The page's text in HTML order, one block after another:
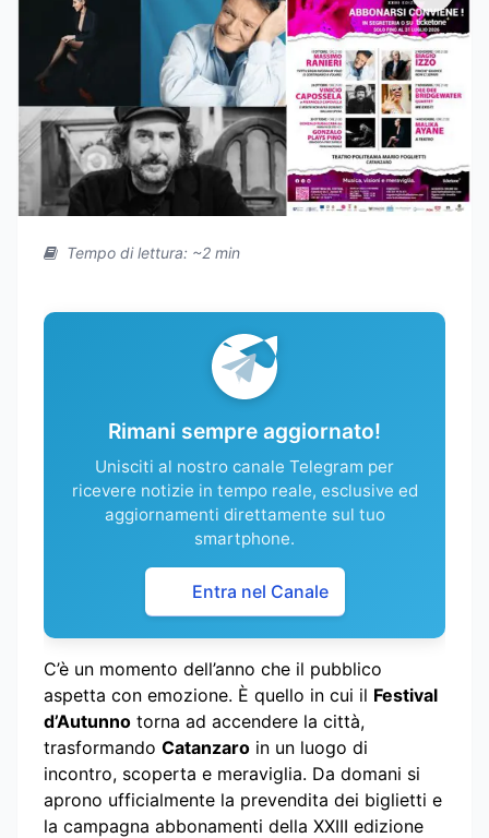
Tempo di lettura: ~2 min
Rimani sempre aggiornato!
Unisciti al nostro canale Telegram per
ricevere notizie in tempo reale, esclusive ed
aggiornamenti direttamente sul tuo
smartphone.
Entra nel Canale
C’è un momento dell’anno che il pubblico
aspetta con emozione. È quello in cui il Festival
d’Autunno torna ad accendere la città,
trasformando Catanzaro in un luogo di
incontro, scoperta e meraviglia. Da domani si
aprono ufficialmente la prevendita dei biglietti e
la campagna abbonamenti della XXIII edizione